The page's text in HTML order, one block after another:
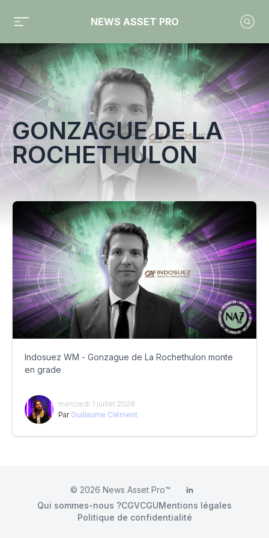
NEWS ASSET PRO
Toute l'actualité sur le tag "Gonzague de La Rochethulon"
GONZAGUE DE LA
ROCHETHULON
Indosuez WM - Gonzague de La Rochethulon monte
en grade
mercredi 1 juillet 2026
Par Guillaume Clément
© 2026 News Asset Pro™ LinkedIn
Qui sommes-nous ?CGVCGUMentions légales
Politique de confidentialité